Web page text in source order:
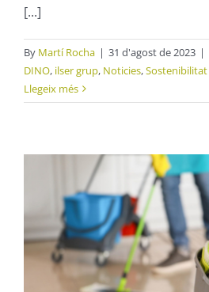
[...]
By Martí Rocha | 31 d'agost de 2023 |
DINO, ilser grup, Noticies,Sostenibilitat
Llegeix més